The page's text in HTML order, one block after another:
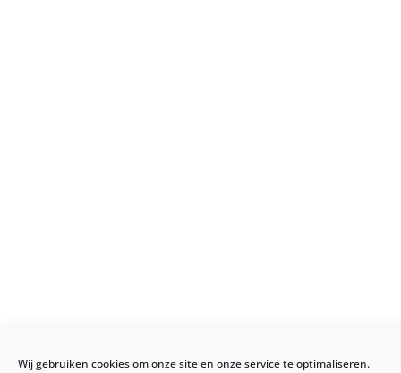
Wij gebruiken cookies om onze site en onze service te optimaliseren.